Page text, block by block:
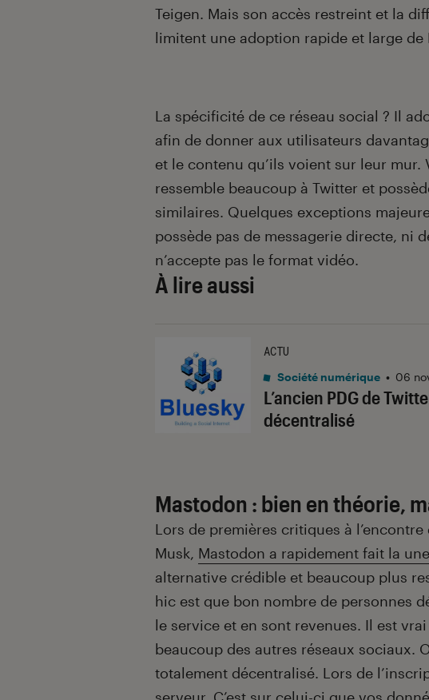
Teigen. Mais son accès restreint et la
limitent une adoption rapide et large de
La spécificité de ce réseau social ? Il
afin de donner aux utilisateurs
et le contenu qu’ils voient sur leur mur.
ressemble beaucoup à Twitter et
similaires. Quelques exceptions
possède pas de messagerie directe, ni
n’accepte pas le format vidéo.
À lire aussi
L’ancien PDG de
décentralisé
ACTU
Société numérique • 06
Mastodon : bien en théorie,
Lors de premières critiques à l’encontre
Musk, Mastodon a rapidement fait la une
alternative crédible et beaucoup plus
hic est que bon nombre de personnes
le service et en sont revenues. Il est
beaucoup des autres réseaux sociaux.
totalement décentralisé. Lors de